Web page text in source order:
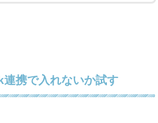
携で入れないか試す